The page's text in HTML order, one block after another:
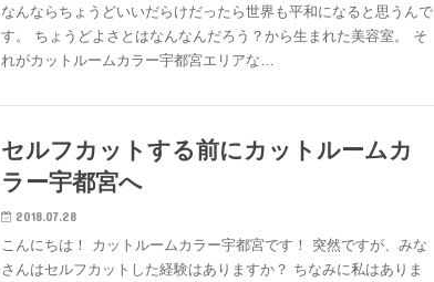
なんならちょうどいいだらけだったら世界も平和になると思うんで
す。 ちょうどよさとはなんなんだろう？から生まれた美容室。 そ
れがカットルームカラー宇都宮エリアな…
セルフカットする前にカットルームカ
ラー宇都宮へ
2018.07.28
こんにちは！ カットルームカラー宇都宮です！ 突然ですが、みな
さんはセルフカットした経験はありますか？ ちなみに私はありま